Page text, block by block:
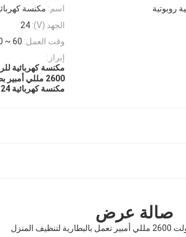
اسم: مكنسة
روبوتية
الجهد (V):
24
وقت العمل: 60 ~ 90 دقيقة
إبراز:
مكنسة كهربائية للروبوت 2600 مللي أمبير
2600 مللي أمبير بطارية تعمل بالبطارية روبوت لتنظيف المنزل
مكنسة كهربائية 24 فولت روبوت تنظيف المنزل
صالة عرض